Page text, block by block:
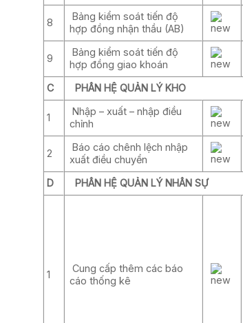
8
Bảng kiểm soát tiến độ
hợp đồng nhận thầu (AB)
9
Bảng kiểm soát tiến độ
hợp đồng giao khoán
C
PHÂN HỆ QUẢN LÝ KHO
1
Nhập – xuất – nhập điều
chỉnh
2
Báo cáo chênh lệch nhập
xuất điều chuyển
D
PHÂN HỆ QUẢN LÝ NHÂN SỰ
1
Cung cấp thêm các báo
cáo thống kê